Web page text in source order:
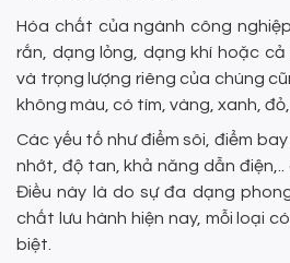
Hóa chất của ngành công
rắn, dạng lỏng, dạng khí hoặc
và trọng lượng riêng của chúng
không màu, có tím, vàng, xanh,
Các yếu tố như điểm sôi, điểm
nhớt, độ tan, khả năng dẫn
Điều này là do sự đa dạng
chất lưu hành hiện nay, mỗi loại
biệt.